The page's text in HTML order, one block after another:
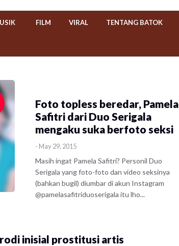
FILM VIRAL TENTANG BATOK
​Foto topless beredar, Pamela
Safitri dari Duo Serigala
mengaku suka berfoto seksi
- May 29, 2015
Masih ingat Pamela Safitri? Personil Duo
Serigala yang foto-foto dan video seksinya
(bahkan bugil) diumbar di akun Instagram
@pamelasafitriduoserigala itu lho...
inisial prostitusi artis